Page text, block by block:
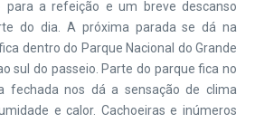
para a refeição e um breve descanso
do dia. A próxima parada se dá na
dentro do Parque Nacional do Grande
sul do passeio. Parte do parque fica no
fechada nos dá a sensação de clima
e calor. Cachoeiras e inúmeros